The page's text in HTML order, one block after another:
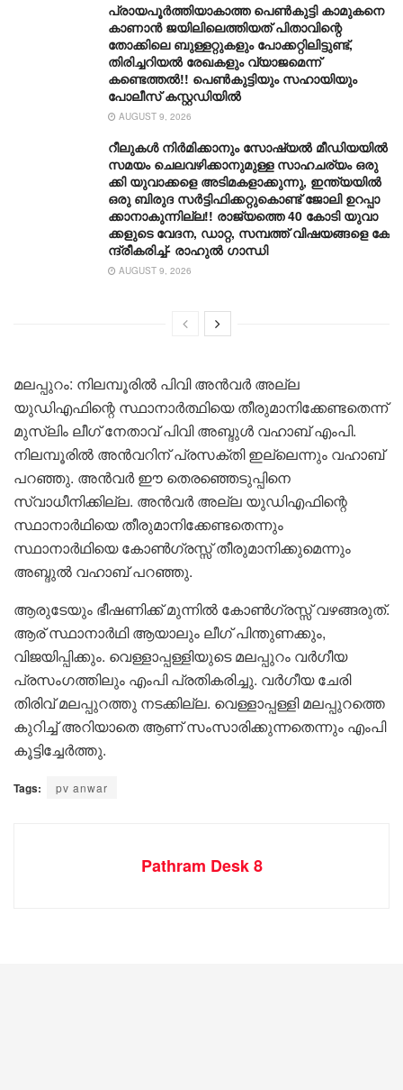
പ്രായപൂർത്തിയാകാത്ത പെൺകുട്ടി കാമുകനെ
കാണാൻ ജയിലിലെത്തിയത് പിതാവിന്റെ
തോക്കിലെ ബുള്ളറ്റുകളും പോക്കറ്റിലിട്ടുണ്ട്,
തിരിച്ചറിയൽ രേഖകളും വ്യാജമെന്ന്
കണ്ടെത്തൽ!! പെൺകുട്ടിയും സഹായിയും
പോലീസ് കസ്റ്റഡിയിൽ
AUGUST 9, 2026
റീ​ലു​ക​ൾ നി​ർ​മി​ക്കാ​നും സോ​ഷ്യ​ൽ മീ​ഡി​യ​യി​ൽ
സ​മ​യം ചെ​ല​വ​ഴി​ക്കാ​നു​മു​ള്ള സാ​ഹ​ച​ര്യം ഒ​രു​
ക്കി യുവാക്കളെ അ​ടി​മ​ക​ളാ​ക്കു​ന്നു, ഇ​ന്ത്യ​യി​ൽ
ഒ​രു ബി​രു​ദ സ​ർ​ട്ടി​ഫി​ക്ക​റ്റു​കൊ​ണ്ട് ജോ​ലി ഉ​റ​പ്പാ​
ക്കാ​നാ​കു​ന്നി​ല്ല!! രാ​ജ്യ​ത്തെ 40 കോ​ടി യു​വാ​
ക്ക​ളു​ടെ വേ​ദ​ന, ഡാ​റ്റ, സ​മ്പ​ത്ത് വി​ഷ​യ​ങ്ങ​ളെ കേ​
ന്ദ്രീ​ക​രി​ച്ച്- രാ​ഹുൽ ​ഗാന്ധി
AUGUST 9, 2026
മലപ്പുറം: നിലമ്പൂരിൽ പിവി അൻവർ അല്ല
യുഡിഎഫിന്റെ സ്ഥാനാർത്ഥിയെ തീരുമാനിക്കേണ്ടതെന്ന്
മുസ്ലിം ലീഗ് നേതാവ് പിവി അബ്ദുൾ വഹാബ് എംപി.
നിലമ്പൂരിൽ അൻവറിന് പ്രസക്തി ഇല്ലെന്നും വഹാബ്
പറഞ്ഞു. അൻവർ ഈ തെരഞ്ഞെടുപ്പിനെ
സ്വാധീനിക്കില്ല. അൻവർ അല്ല യുഡിഎഫിന്റെ
സ്ഥാനാർഥിയെ തീരുമാനിക്കേണ്ടതെന്നും
സ്ഥാനാർഥിയെ കോൺഗ്രസ്സ് തീരുമാനിക്കുമെന്നും
അബ്ദുൽ വഹാബ് പറ‍‍ഞ്ഞു.
ആരുടേയും ഭീഷണിക്ക് മുന്നിൽ കോൺഗ്രസ്സ് വഴങ്ങരുത്.
ആര് സ്ഥാനാർഥി ആയാലും ലീഗ് പിന്തുണക്കും,
വിജയിപ്പിക്കും. വെള്ളാപ്പള്ളിയുടെ മലപ്പുറം വർഗീയ
പ്രസംഗത്തിലും എംപി പ്രതികരിച്ചു. വർഗീയ ചേരി
തിരിവ് മലപ്പുറത്തു നടക്കില്ല. വെള്ളാപ്പള്ളി മലപ്പുറത്തെ
കുറിച്ച് അറിയാതെ ആണ് സംസാരിക്കുന്നതെന്നും എംപി
കൂട്ടിച്ചേർത്തു.
Tags: pv anwar
Pathram Desk 8